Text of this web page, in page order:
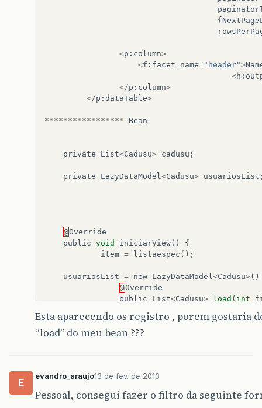
{
<p : column>
<f : facet name="header">
<h :
</p : column>
</p : dataTable>
***************** Bean
private List<Cadusu> cadusu ;
private LazyDataModel <Cadusu> usuariosList
@Override
public void iniciarView()
{
item = listaespec ();
usuariosList = new LazyDataModel <Cadusu> ()
@Override
public
List<Cadusu> load ( int
//
retorna a lista lazy
}
}
Esta aparecendo os registro , porem gostaria
“load” do meu bean ???
E
evandro_araujo13 de fev. de 2013
Pessoal, consegui fazer o filtro da seguinte